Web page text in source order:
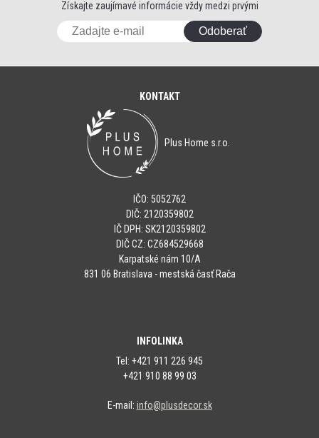
Získajte zaujímavé informácie vždy medzi prvými
Odoberať
KONTAKT
Plus Home s.r.o.
IČO: 5052762
DIČ: 2120359802
IČ DPH: SK2120359802
DIČ CZ: CZ684529668
Karpatské nám 10/A
831 06 Bratislava - mestská časť Rača
INFOLINKA
Tel: +421 911 226 945
+421 910 88 99 03
E-mail: info@plusdecor.sk